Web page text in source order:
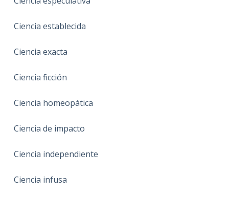
Ciencia establecida
Ciencia exacta
Ciencia ficción
Ciencia homeopática
Ciencia de impacto
Ciencia independiente
Ciencia infusa